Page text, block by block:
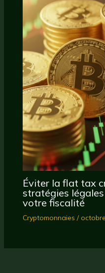
Éviter la flat tax
stratégies
votre fiscalité
Cryptomonnaies /